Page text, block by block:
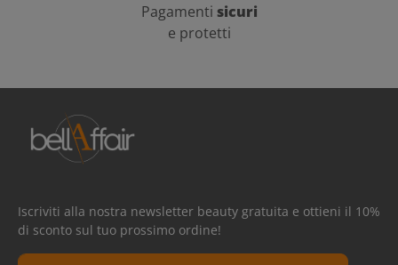
Pagamenti sicuri
e protetti
Iscriviti alla nostra newsletter beauty gratuita e ottieni il 10%
di sconto sul tuo prossimo ordine!